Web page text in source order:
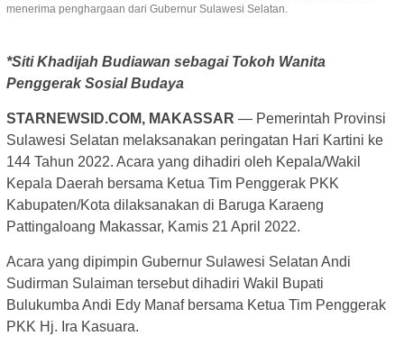
menerima penghargaan dari Gubernur Sulawesi Selatan.
*Siti Khadijah Budiawan sebagai Tokoh Wanita
Penggerak Sosial Budaya
STARNEWSID.COM, MAKASSAR — Pemerintah Provinsi
Sulawesi Selatan melaksanakan peringatan Hari Kartini ke
144 Tahun 2022. Acara yang dihadiri oleh Kepala/Wakil
Kepala Daerah bersama Ketua Tim Penggerak PKK
Kabupaten/Kota dilaksanakan di Baruga Karaeng
Pattingaloang Makassar, Kamis 21 April 2022.
Acara yang dipimpin Gubernur Sulawesi Selatan Andi
Sudirman Sulaiman tersebut dihadiri Wakil Bupati
Bulukumba Andi Edy Manaf bersama Ketua Tim Penggerak
PKK Hj. Ira Kasuara.